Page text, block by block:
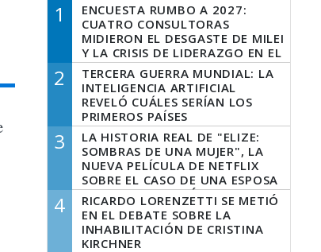
1
ENCUESTA RUMBO A 2027:
CUATRO CONSULTORAS
MIDIERON EL DESGASTE DE MILEI
Y LA CRISIS DE LIDERAZGO EN EL
PERONISMO
2
TERCERA GUERRA MUNDIAL: LA
INTELIGENCIA ARTIFICIAL
REVELÓ CUÁLES SERÍAN LOS
PRIMEROS PAÍSES
LATINOAMERICANOS EN SER
DERROTADOS
3
LA HISTORIA REAL DE "ELIZE:
SOMBRAS DE UNA MUJER", LA
NUEVA PELÍCULA DE NETFLIX
SOBRE EL CASO DE UNA ESPOSA
QUE DESCUARTIZÓ A SU
MARIDO
4
RICARDO LORENZETTI SE METIÓ
EN EL DEBATE SOBRE LA
INHABILITACIÓN DE CRISTINA
KIRCHNER